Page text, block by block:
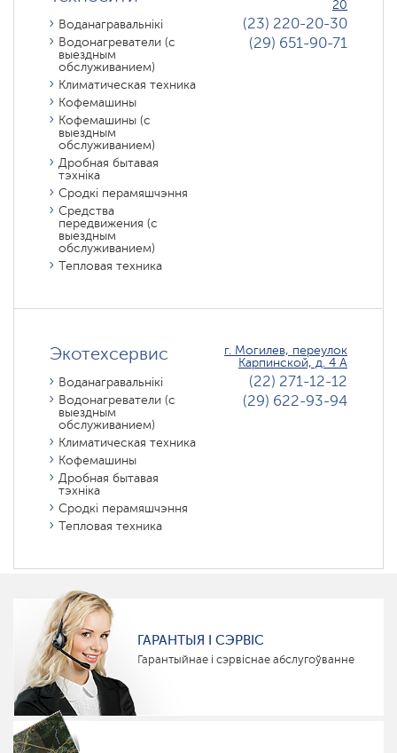
Воданагравальнікі
Водонагреватели (с
выездным
обслуживанием)
Климатическая техника
Кофемашины
Кофемашины (с
выездным
обслуживанием)
Дробная бытавая
тэхніка
Сродкі перамяшчэння
Средства
передвижения (с
выездным
обслуживанием)
Тепловая техника
20
(23) 220-20-30
(29) 651-90-71
Экотехсервис
Воданагравальнікі
Водонагреватели (с
выездным
обслуживанием)
Климатическая техника
Кофемашины
Дробная бытавая
тэхніка
Сродкі перамяшчэння
Тепловая техника
г. Могилев, переулок
Карпинской, д. 4 А
(22) 271-12-12
(29) 622-93-94
ГАРАНТЫЯ І СЭРВІС
Гарантыйнае і сэрвіснае абслугоўванне